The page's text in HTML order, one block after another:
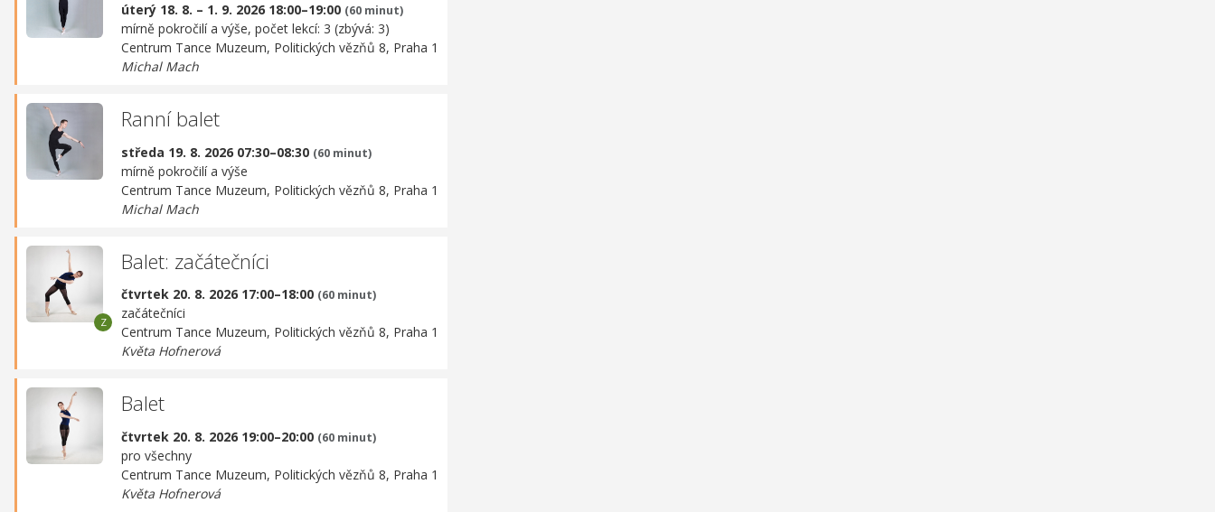
úterý 18. 8. – 1. 9. 2026 18:00–19:00 (60 minut)
mírně pokročilí a výše, počet lekcí: 3 (zbývá: 3)
Centrum Tance Muzeum, Politických vězňů 8, Praha 1
Michal Mach
Ranní balet
středa 19. 8. 2026 07:30–08:30 (60 minut)
mírně pokročilí a výše
Centrum Tance Muzeum, Politických vězňů 8, Praha 1
Michal Mach
Balet: začátečníci
čtvrtek 20. 8. 2026 17:00–18:00 (60 minut)
začátečníci
Centrum Tance Muzeum, Politických vězňů 8, Praha 1
Květa Hofnerová
Balet
čtvrtek 20. 8. 2026 19:00–20:00 (60 minut)
pro všechny
Centrum Tance Muzeum, Politických vězňů 8, Praha 1
Květa Hofnerová